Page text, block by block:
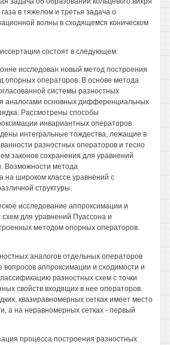
в тяжелом и третья задача о
волны в сходящемся коническом
состоят в следующем:
исследован новый метод построения
опорных операторов. В основе метода
системы разностных
аналогами основных дифференциальных
Рассмотрены способы
инвариантных операторов
интегральные тождества, лежащие в
разностных операторов и тесно
законов сохранения для уравнений
Возможности метода
на широком классе уравнений с
структуры.
исследование аппроксимации и
для уравнений Пуассона и
методом опорных операторов.
аналогов отдельных операторов
аппроксимации и сходимости и
разностных схем с точки
свойств входящих в нее операторов.
квазиравномерных сетках имеет место
а на неравномерных сетках - первый
процесса построения разностных